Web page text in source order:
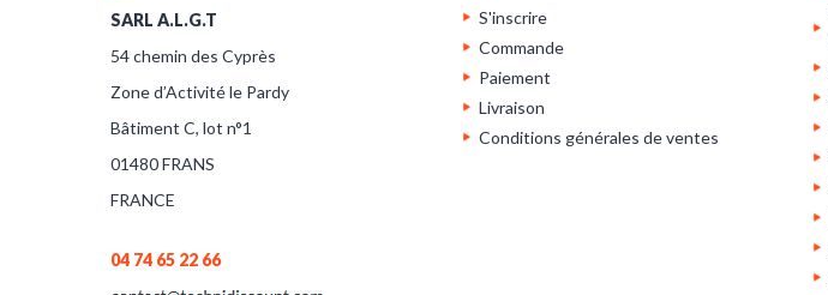
SARL A.L.G.T
54 chemin des Cyprès
Zone d’Activité le Pardy
Bâtiment C, lot n°1
01480 FRANS
FRANCE
04 74 65 22 66
S'inscrire
Commande
Paiement
Livraison
Conditions générales de ventes